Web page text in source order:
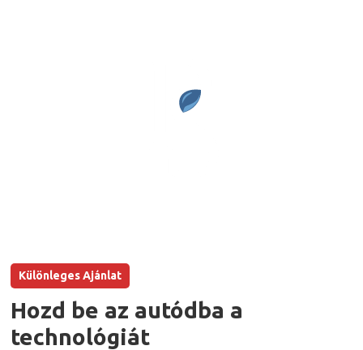
Különleges Ajánlat
Hozd be az autódba a
technológiát